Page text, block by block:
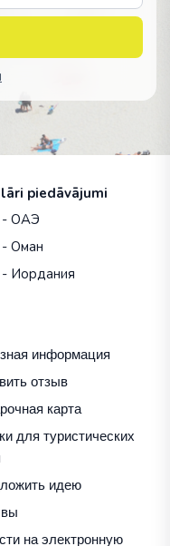
piedāvājumi
- ОАЭ
Оман
Иордания
информация
отзыв
карта
для туристических
идею
на электронную